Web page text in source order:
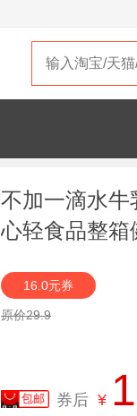
不加一滴水牛
心轻食品整箱
16.0元券
原价29.9
券后 ¥